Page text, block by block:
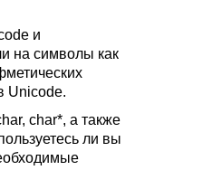
и
на символы как
Unicode.
char*, а также
ли вы